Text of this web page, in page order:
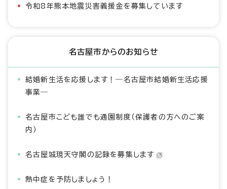
令和8年熊本地震災害義援金を募集しています
名古屋市からのお知らせ
結婚新生活を応援します！―名古屋市結婚新生活応援
事業―
名古屋市こども誰でも通園制度（保護者の方へのご案
内）
名古屋城現天守閣の記録を募集します
熱中症を予防しましょう！